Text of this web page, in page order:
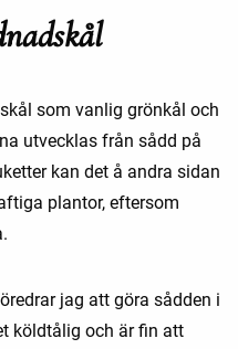
som vanlig grönkål och
utvecklas från sådd på
kan det å andra sidan
plantor, eftersom
jag att göra sådden i
köldtålig och är fin att